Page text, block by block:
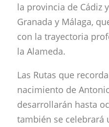
la provincia de Cádiz
Granada y Málaga,
con la trayectoria
la Alameda.
Las Rutas que
nacimiento de
desarrollarán hasta
también se celebrará